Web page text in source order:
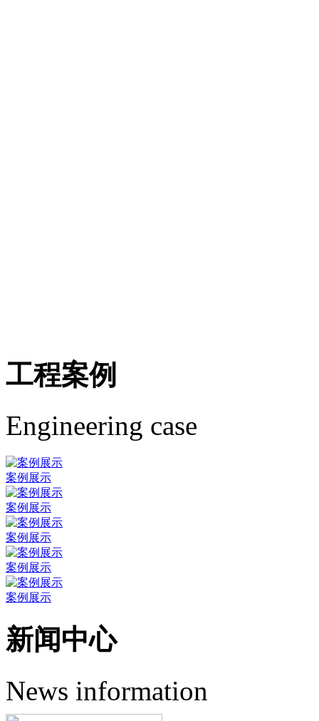
工程案例
Engineering case
案例展示
案例展示
案例展示
案例展示
案例展示
新闻中心
News information